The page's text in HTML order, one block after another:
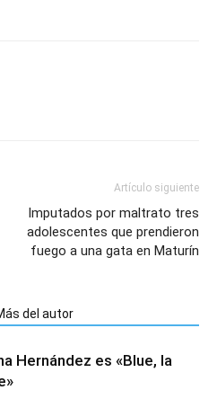
Artículo siguiente
Imputados por maltrato tres
adolescentes que prendieron
fuego a una gata en Maturín
del autor
Hernández es «Blue, la